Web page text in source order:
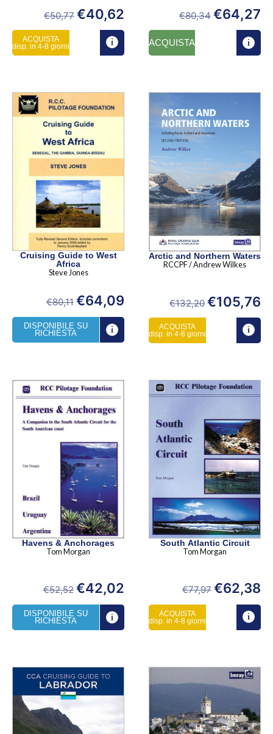
€50,77 €40,62
ACQUISTA
disp. in 4-8 giorni
€80,34 €64,27
ACQUISTA
Cruising Guide to West
Africa
Steve Jones
€80,11 €64,09
DISPONIBILE SU
RICHIESTA
Arctic and Northern Waters
RCCPF / Andrew Wilkes
€132,20 €105,76
ACQUISTA
disp. in 4-8 giorni
Havens & Anchorages
Tom Morgan
€52,52 €42,02
DISPONIBILE SU
RICHIESTA
South Atlantic Circuit
Tom Morgan
€77,97 €62,38
ACQUISTA
disp. in 4-8 giorni